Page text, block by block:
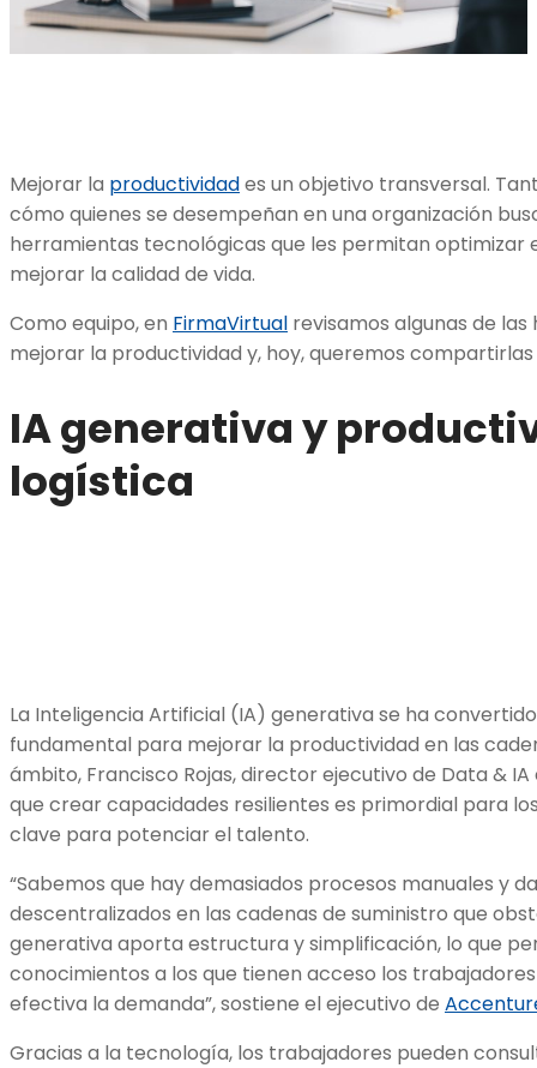
Mejorar la productividades un objetivo transversal.
cómo quienes se desempeñan en una organización
herramientas tecnológicas que les permitan optimizar
mejorar la calidad de vida.
Como equipo, en FirmaVirtual revisamos algunas de
mejorar la productividad y, hoy, queremos
IA generativa y
logística
La Inteligencia Artificial (IA) generativa se ha
fundamental para mejorar la productividad en las
ámbito, Francisco Rojas, director ejecutivo de Data &
que crear capacidades resilientes es primordial para
clave para potenciar el talento.
“Sabemos que hay demasiados procesos manuales y
descentralizados en las cadenas de suministro que
generativa aporta estructura y simplificación, lo que
conocimientos a los que tienen acceso los
efectiva la demanda”, sostiene el ejecutivo de
Gracias a la tecnología, los trabajadores pueden